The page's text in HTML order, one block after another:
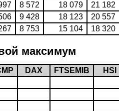
8 572 18 079
21 182
9 428 18 123
20 557
8 753 15 104 18 320
максимум
DAX FTSEMIB
HSI